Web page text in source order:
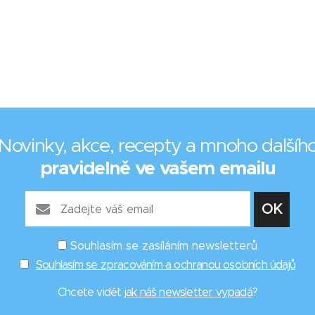
akce, recepty a mnoho
pravidelně ve vašem emailu
Souhlasím se zasíláním newsletterů
Souhlasím se zpracováním a ochranou osobních údajů
Chcete vidět jak náš newsletter vypadá?